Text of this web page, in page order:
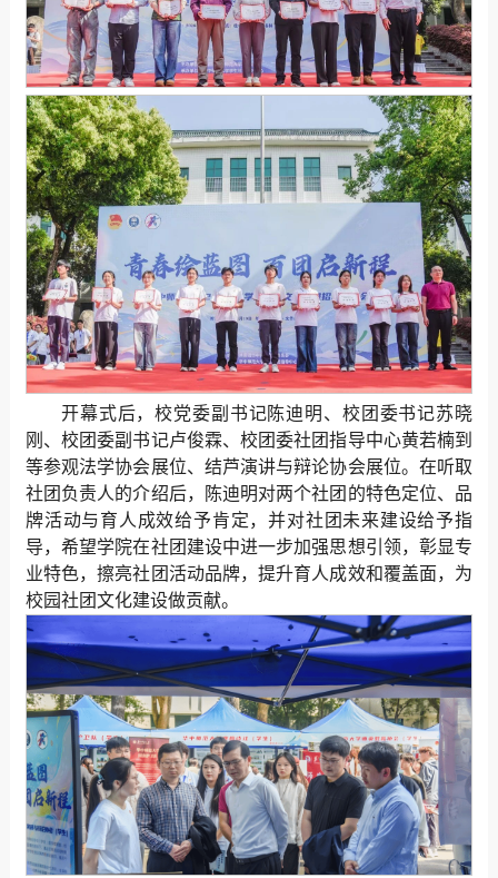
开幕式后，校党委副书记陈迪明、校团委书记苏晓
刚、校团委副书记卢俊霖、校团委社团指导中心黄若楠到
等参观法学协会展位、结芦演讲与辩论协会展位。在听取
社团负责人的介绍后，陈迪明对两个社团的特色定位、品
牌活动与育人成效给予肯定，并对社团未来建设给予指
导，希望学院在社团建设中进一步加强思想引领，彰显专
业特色，擦亮社团活动品牌，提升育人成效和覆盖面，为
校园社团文化建设做贡献。